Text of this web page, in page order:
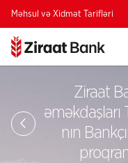
Məhsul və Xidmət Tarifləri
Ziraat
əməkdaşları
nın